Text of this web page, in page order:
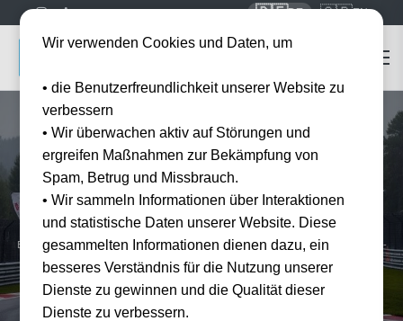
🇩🇪DE 🇬🇧EN
Grand Prix Saudi Arabia
Grand Prix Saudi ArabiaTickets
2027/2028
Erleben Sie den Grand Prix Saudi Arabia in Jeddah live — offizielle Tickets und Hotel-
Pakete bei Tickwell.
Wir verwenden Cookies und Daten, um
• die Benutzerfreundlichkeit unserer Website zu
verbessern
• Wir überwachen aktiv auf Störungen und
ergreifen Maßnahmen zur Bekämpfung von
Spam, Betrug und Missbrauch.
• Wir sammeln Informationen über Interaktionen
und statistische Daten unserer Website. Diese
gesammelten Informationen dienen dazu, ein
besseres Verständnis für die Nutzung unserer
Dienste zu gewinnen und die Qualität dieser
Dienste zu verbessern.